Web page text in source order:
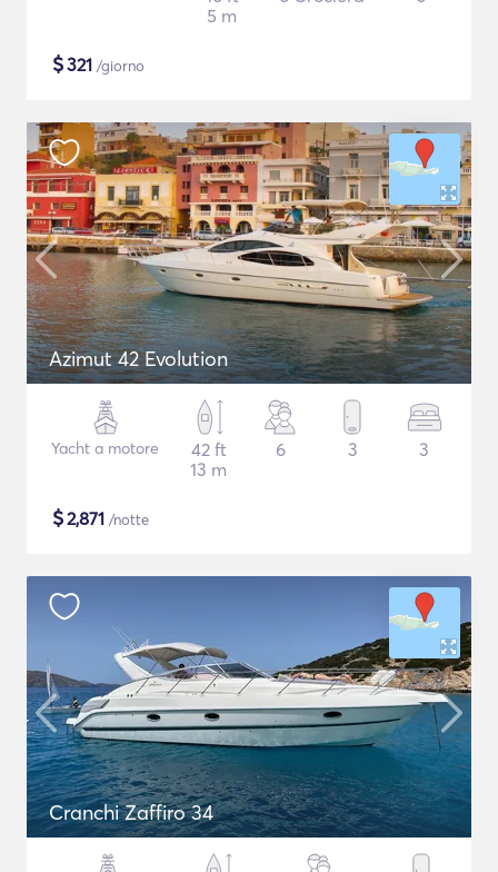
5 m
$321 /giorno
Azimut 42 Evolution
Yacht a motore
42 ft
13 m
6 3 3
$2,871 /notte
Cranchi Zaffiro 34